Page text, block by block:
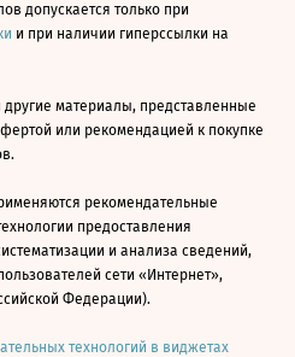
допускается только при
и при наличии гиперссылки на
другие материалы, представленные
или рекомендацией к покупке
рекомендательные
предоставления
и анализа сведений,
сети «Интернет»,
Федерации).
технологий в виджетах